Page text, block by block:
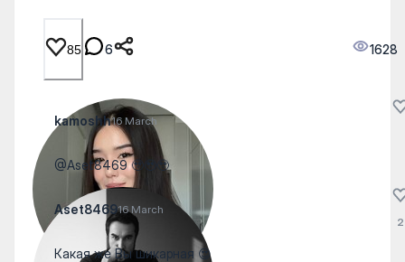
85 6 1628
kamoshh16 March
@Aset8469 🥹🥹🥹
Aset846916 March
Какая же Вы шикарная 😍
2